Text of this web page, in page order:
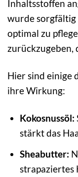
Inhaltsstoffen
wurde sorgfältig
optimal zu
zurückzugeben,
Hier sind einige
ihre Wirkung:
Kokosnussöl:
stärkt das
Sheabutter:
strapaziertes